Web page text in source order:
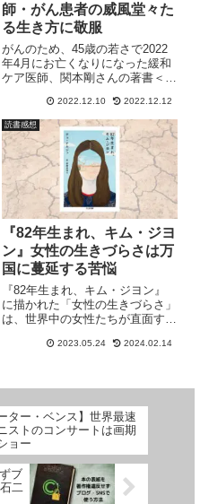
師・がん患者の威風堂々た
る生き方に敬服
がんのため、45歳の若さで2022
年4月にお亡くなりになった緩和
ケア医師、関本剛さんの著書＜が
り2年」の生き方、考え方>から
浮かび上がる関本さんの崇高な精
神と威風堂々たる生き方に、ただ
ただ敬服。ご冥福をお祈りしま
す。
2022.12.10 2022.12.12
読書感想
『82年生まれ、キム・ジヨ
ン』女性の生きづらさは万
国に蔓延する苦悩
『82年生まれ、キム・ジヨン』
に描かれた「女性の生きづらさ」
は、世界中の女性たちが直面する
とも重なる主人公の苦悩に、息が
議論すべき良書！
2023.05.24 2024.02.14
ター・ベンス】世界最速
ストのコンサートは画期
ョー
ブ
二